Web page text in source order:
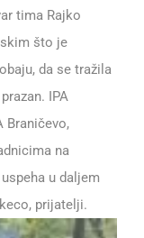
tima Rajko
što je
da se tražila
IPA
Braničevo,
na
u daljem
prijatelji.